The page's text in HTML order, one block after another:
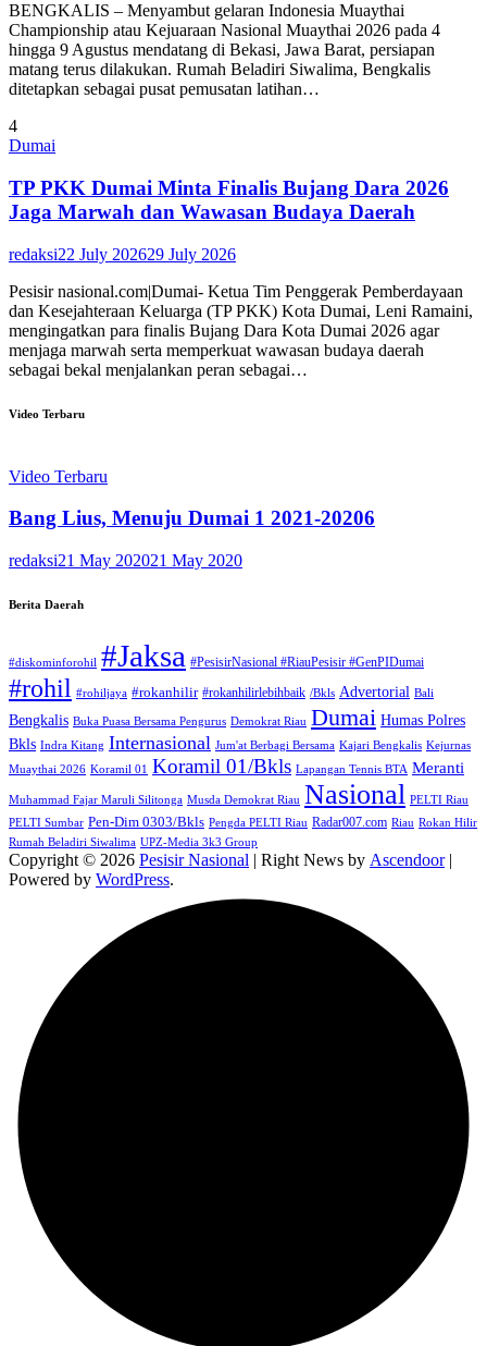
BENGKALIS – Menyambut gelaran Indonesia Muaythai
Championship atau Kejuaraan Nasional Muaythai 2026 pada 4
hingga 9 Agustus mendatang di Bekasi, Jawa Barat, persiapan
matang terus dilakukan. Rumah Beladiri Siwalima, Bengkalis
ditetapkan sebagai pusat pemusatan latihan…
4
Dumai
TP PKK Dumai Minta Finalis Bujang Dara 2026
Jaga Marwah dan Wawasan Budaya Daerah
redaksi22 July 202629 July 2026
Pesisir nasional.com|Dumai- Ketua Tim Penggerak Pemberdayaan
dan Kesejahteraan Keluarga (TP PKK) Kota Dumai, Leni Ramaini,
mengingatkan para finalis Bujang Dara Kota Dumai 2026 agar
menjaga marwah serta memperkuat wawasan budaya daerah
sebagai bekal menjalankan peran sebagai…
Video Terbaru
Video Terbaru
Bang Lius, Menuju Dumai 1 2021-20206
redaksi21 May 202021 May 2020
Berita Daerah
#diskominforohil #Jaksa #PesisirNasional #RiauPesisir #GenPIDumai
#rohil #rohiljaya #rokanhilir #rokanhilirlebihbaik /Bkls Advertorial Bali
Bengkalis Buka Puasa Bersama Pengurus Demokrat Riau Dumai Humas Polres
Bkls Indra Kitang Internasional Jum'at Berbagi Bersama Kajari Bengkalis Kejurnas
Muaythai 2026 Koramil 01 Koramil 01/Bkls Lapangan Tennis BTA Meranti
Muhammad Fajar Maruli Silitonga Musda Demokrat Riau Nasional PELTI Riau
PELTI Sumbar Pen-Dim 0303/Bkls Pengda PELTI Riau Radar007.com Riau Rokan Hilir
Rumah Beladiri Siwalima UPZ-Media 3k3 Group
Copyright © 2026 Pesisir Nasional | Right News by Ascendoor|
Powered by WordPress.